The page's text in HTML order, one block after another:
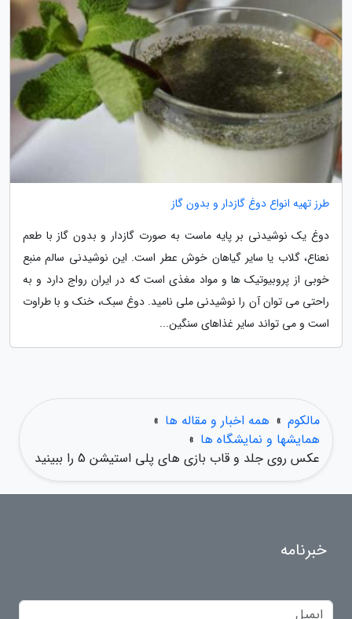
طرز تهیه انواع دوغ گازدار و بدون گاز
دوغ یک نوشیدنی بر پایه ماست به صورت گازدار و بدون گاز با طعم
نعناع، گلاب یا سایر گیاهان خوش عطر است. این نوشیدنی سالم منبع
خوبی از پروبیوتیک ها و مواد مغذی است که در ایران رواج دارد و به
راحتی می توان آن را نوشیدنی ملی نامید. دوغ سبک، خنک و با طراوت
است و می تواند سایر غذاهای سنگین...
مالکوم » همه اخبار و مقاله ها »
همایشها و نمایشگاه ها »
عکس روی جلد و قاب بازی های پلی استیشن 5 را ببینید
خبرنامه